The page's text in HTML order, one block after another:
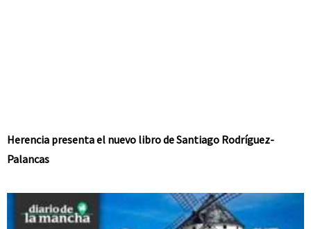
Herencia presenta el nuevo libro de Santiago Rodríguez-
Palancas